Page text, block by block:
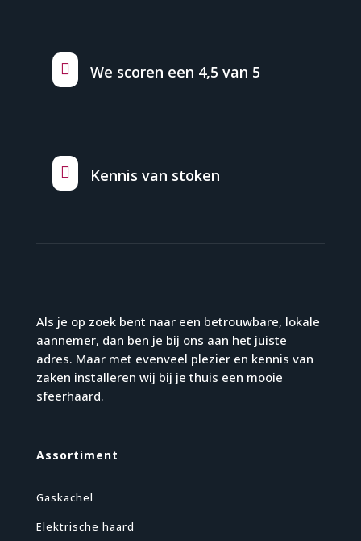
 We scoren een 4,5 van 5
 Kennis van stoken
Als je op zoek bent naar een betrouwbare, lokale
aannemer, dan ben je bij ons aan het juiste
adres. Maar met evenveel plezier en kennis van
zaken installeren wij bij je thuis een mooie
sfeerhaard.
Assortiment
Gaskachel
Elektrische haard